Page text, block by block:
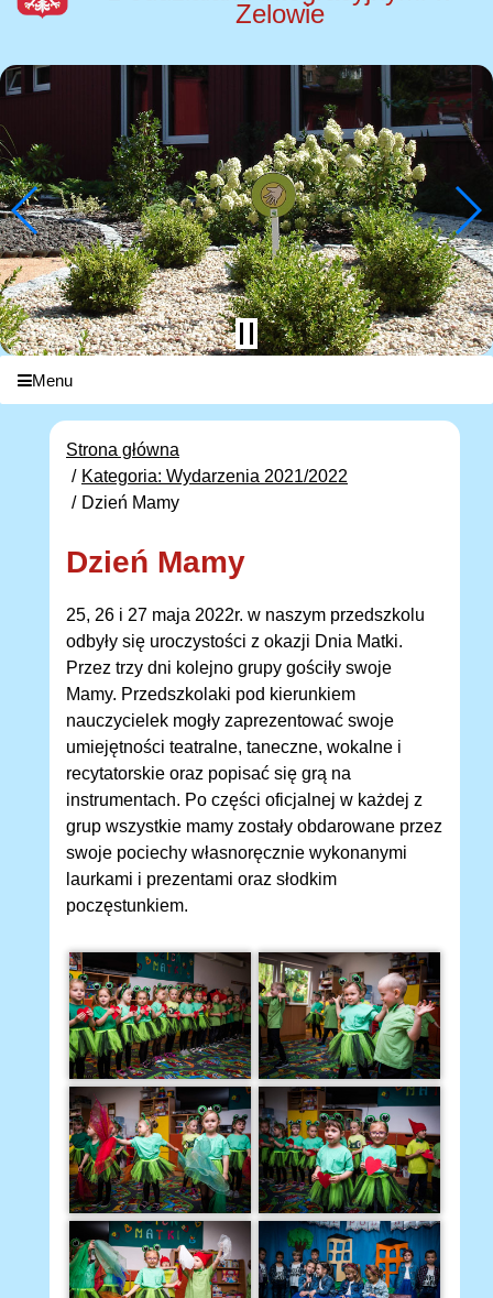
Zelowie
Menu
Strona główna
Kategoria: Wydarzenia 2021/2022
Dzień Mamy
Dzień Mamy
25, 26 i 27 maja 2022r. w naszym przedszkolu
odbyły się uroczystości z okazji Dnia Matki.
Przez trzy dni kolejno grupy gościły swoje
Mamy. Przedszkolaki pod kierunkiem
nauczycielek mogły zaprezentować swoje
umiejętności teatralne, taneczne, wokalne i
recytatorskie oraz popisać się grą na
instrumentach. Po części oficjalnej w każdej z
grup wszystkie mamy zostały obdarowane przez
swoje pociechy własnoręcznie wykonanymi
laurkami i prezentami oraz słodkim
poczęstunkiem.